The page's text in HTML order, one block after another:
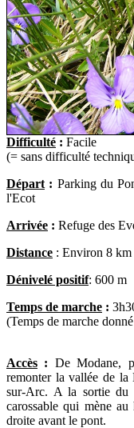
Difficulté : Facile
(= sans difficulté
Départ : Parking du
l'Ecot
Arrivée : Refuge des
Distance : Environ 8
Dénivelé positif: 600 m
Temps de marche :
(Temps de marche
Accès : De Modane,
remonter la vallée de
sur-Arc. A la sortie du
carossable qui mène
droite avant le pont.